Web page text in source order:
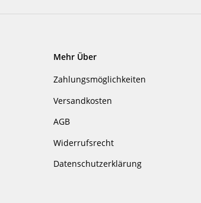
Mehr Über
Zahlungsmöglichkeiten
Versandkosten
AGB
Widerrufsrecht
Datenschutzerklärung